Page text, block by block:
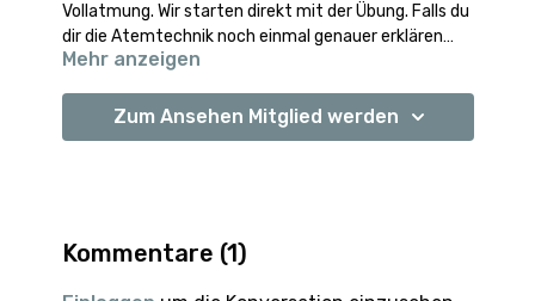
Vollatmung. Wir starten direkt mit der Übung. Falls du
dir die Atemtechnik noch einmal genauer erklären
lassen möchtest, dann schaue dir dieses
Mehr anzeigen
Zum Ansehen Mitglied werden
Kommentare (1)